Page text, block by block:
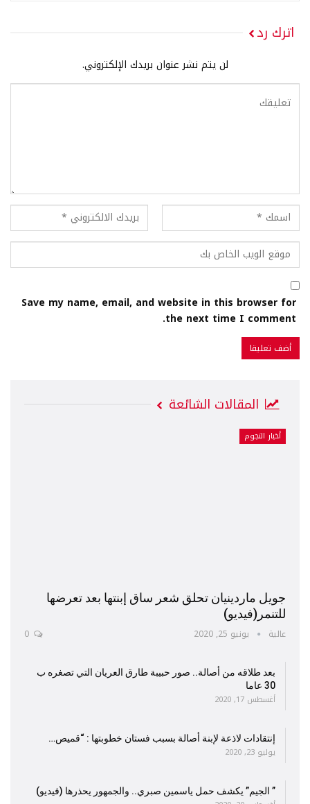
اترك رد
لن يتم نشر عنوان بريدك الإلكتروني.
Save my name, email, and website in this browser for
the next time I comment.
المقالات الشائعة
أخبار النجوم
جويل ماردينيان تحلق شعر ساق إبنتها بعد تعرضها
للتنمر(فيديو)
عالية يونيو 25, 2020
بعد طلاقه من أصالة.. صور حبيبة طارق العريان التي تصغره ب
30 عاما
أغسطس 17, 2020
إنتقادات لاذعة لإبنة أصالة بسبب فستان خطوبتها : “قميص…
يوليو 23, 2020
” الجيم” يكشف حمل ياسمين صبري.. والجمهور يحذرها (فيديو)